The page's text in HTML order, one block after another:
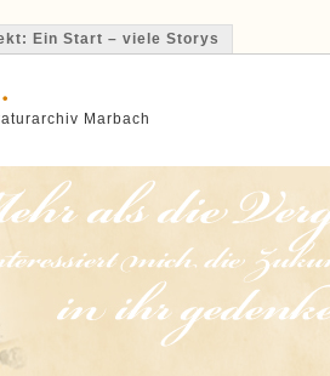
Ein Start – viele Storys
Marbach